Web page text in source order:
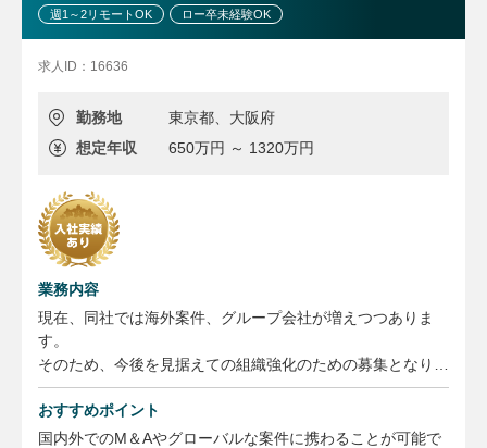
週1～2リモートOK
ロー卒未経験OK
求人ID：16636
勤務地
東京都、大阪府
想定年収
650万円 ～ 1320万円
業務内容
現在、同社では海外案件、グループ会社が増えつつありま
す。
そのため、今後を見据えての組織強化のための募集となりま
す。
ご入社後は、OJTのもと下記業務に従事いただきます。
おすすめポイント
国内外でのM＆Aやグローバルな案件に携わることが可能で